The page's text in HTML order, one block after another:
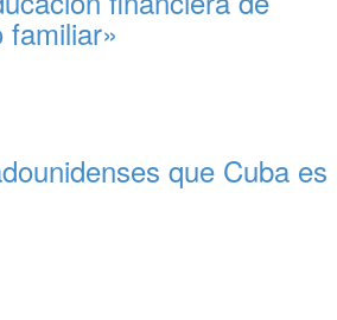
que Cuba es